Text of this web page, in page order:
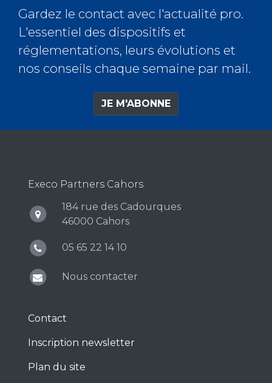
Gardez le contact avec l'actualité pro.
L'essentiel des dispositifs et
réglementations, leurs évolutions et
nos conseils chaque semaine par mail.
JE M'ABONNE
Execo Partners Cahors
184 rue des Cadourques
46000 Cahors
05 65 22 14 10
Nous contacter
Contact
Inscription newsletter
Plan du site